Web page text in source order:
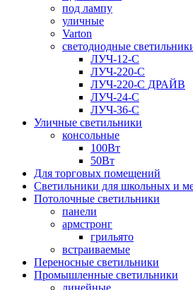
под лампу
уличные
Varton
светодиодные
ЛУЧ-12-С
ЛУЧ-220-С
ЛУЧ-220-С ДРАЙВ
ЛУЧ-24-С
ЛУЧ-36-С
Уличные светильники
консольные
100Вт
50Вт
Для торговых помещений
Светильники для школьных и
Потолочные светильники
панели
армстронг
грильято
встраиваемые
Переносные светильники
Промышленные светильники
линейные